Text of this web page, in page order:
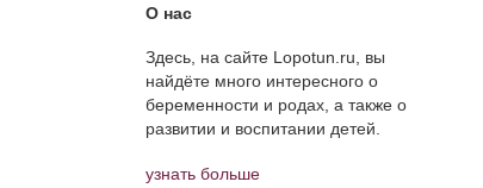
О нас
Здесь, на сайте Lopotun.ru, вы
найдёте много интересного о
беременности и родах, а также о
развитии и воспитании детей.
узнать больше